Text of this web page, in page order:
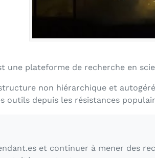
une plateforme de recherche en
non hiérarchique et
outils depuis les résistances
et continuer à mener des